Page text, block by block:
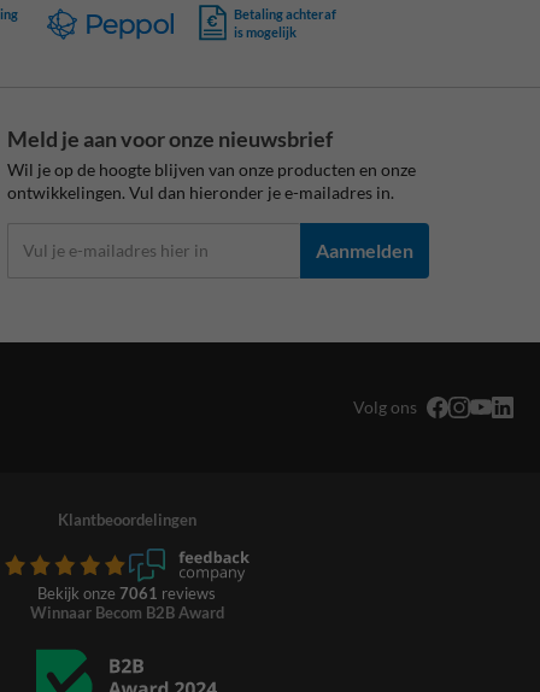
Betaling achteraf
is mogelijk
Meld je aan voor onze nieuwsbrief
Wil je op de hoogte blijven van onze producten en onze
ontwikkelingen. Vul dan hieronder je e-mailadres in.
Aanmelden
Volg ons
Klantbeoordelingen
Bekijk onze 7061 reviews
Winnaar Becom B2B Award